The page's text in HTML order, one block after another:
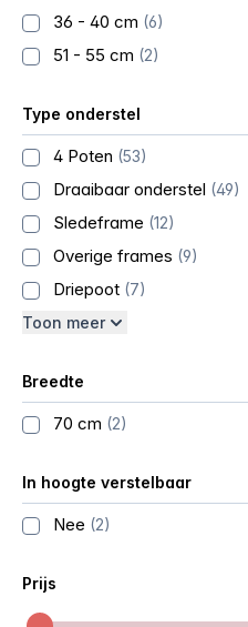
36 - 40 cm (6)
51 - 55 cm (2)
Type onderstel
4 Poten (53)
Draaibaar onderstel (49)
Sledeframe (12)
Overige frames (9)
Driepoot (7)
Toon meer
Breedte
70 cm (2)
In hoogte verstelbaar
Nee (2)
Prijs